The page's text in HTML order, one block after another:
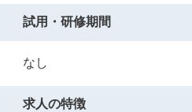
試用・研修期間
なし
求人の特徴